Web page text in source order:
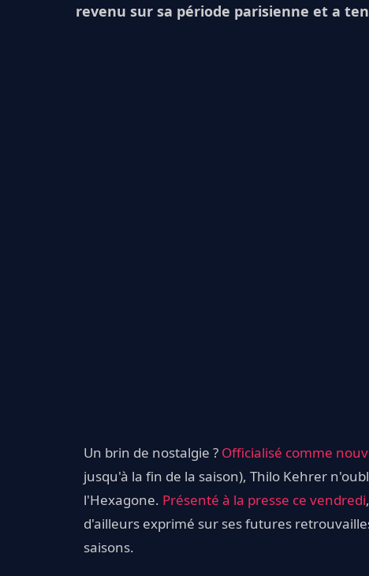
revenu sur sa période parisienne et a
Un brin de nostalgie ? Officialisé comme
jusqu'à la fin de la saison), Thilo Kehrer
l'Hexagone. Présenté à la presse ce vendredi
d'ailleurs exprimé sur ses futures
saisons.